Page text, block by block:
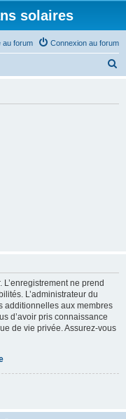
solaires
Connexion au forum
au forum
ne prend
L’administrateur du
additionnelles aux membres
d’avoir pris connaissance
de vie privée. Assurez-vous